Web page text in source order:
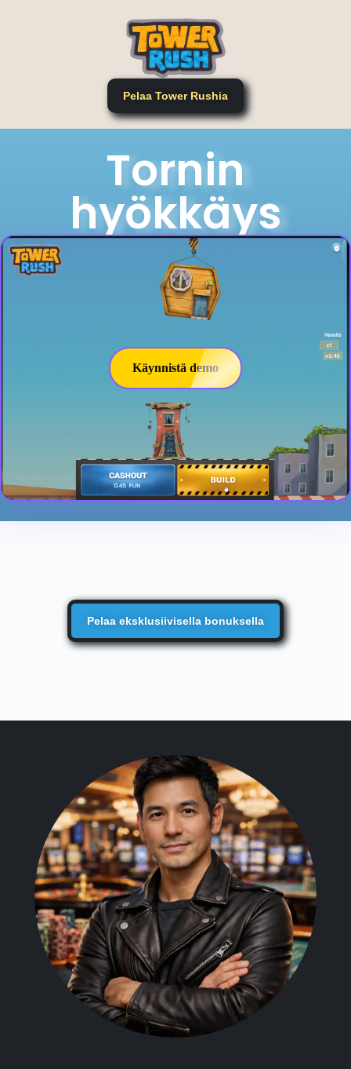
Pelaa Tower Rushia
Tornin
hyökkäys
Käynnistä demo
Pelaa eksklusiivisella bonuksella